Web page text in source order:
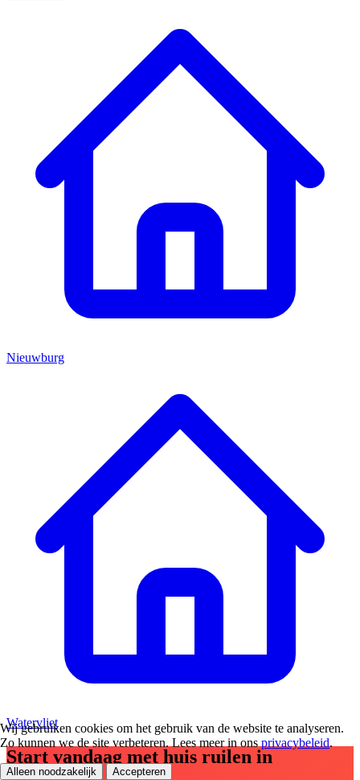
Nieuwburg
Watervliet
Start vandaag met huis ruilen in
Wij gebruiken cookies om het gebruik van de website te analyseren.
Zo kunnen we de site verbeteren. Lees meer in ons privacybeleid.
Alleen noodzakelijk Accepteren